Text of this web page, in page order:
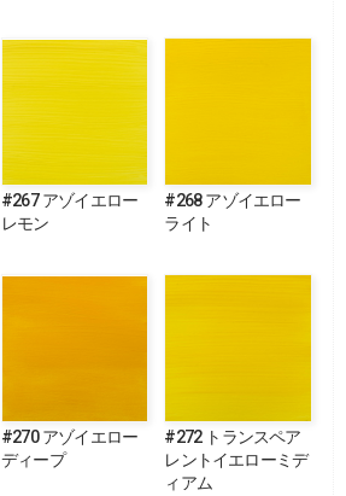
#267 アゾイエロー
レモン
#268 アゾイエロー
ライト
#270 アゾイエロー
ディープ
#272 トランスペア
レントイエローミデ
ィアム